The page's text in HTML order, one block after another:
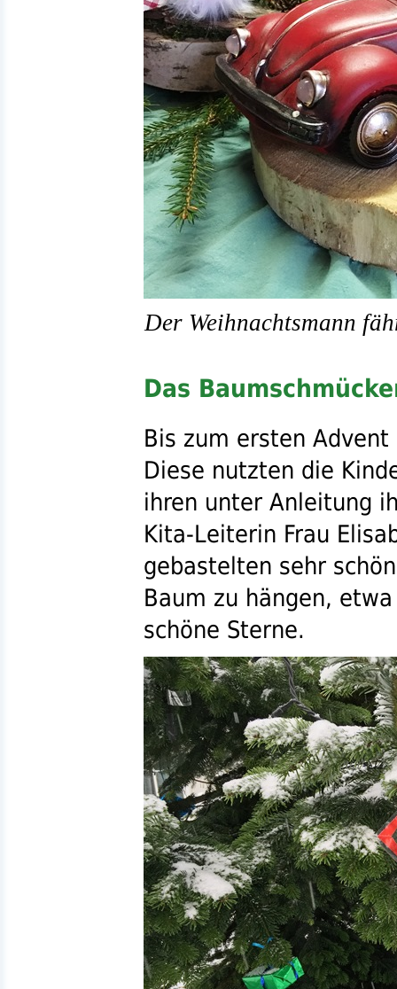
Der Weihnachtsmann
Das
Bis zum ersten
Diese nutzten die
ihren unter Anleitung
Kita-Leiterin Frau
gebastelten sehr
Baum zu hängen,
schöne Sterne.